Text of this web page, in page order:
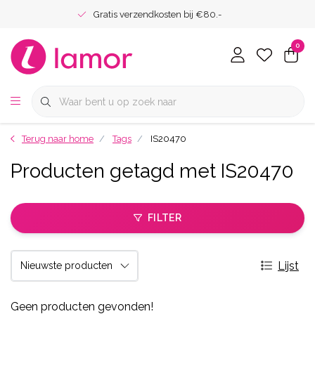
Gratis verzendkosten bij €80.-
0
Terug naar home Tags IS20470
Producten getagd met IS20470
FILTER
Lijst
Geen producten gevonden!